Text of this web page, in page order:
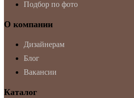
Подбор по фото
О компании
Дизайнерам
Блог
Вакансии
Каталог